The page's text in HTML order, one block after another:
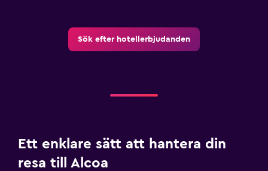
Sök efter hotellerbjudanden
Ett enklare sätt att hantera din
resa till Alcoa